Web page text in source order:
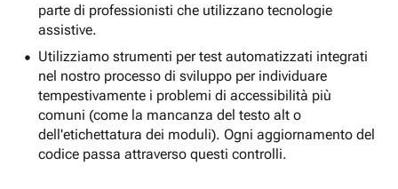
parte di professionisti che utilizzano tecnologie
assistive.
Utilizziamo strumenti per test automatizzati integrati
nel nostro processo di sviluppo per individuare
tempestivamente i problemi di accessibilità più
comuni (come la mancanza del testo alt o
dell'etichettatura dei moduli). Ogni aggiornamento del
codice passa attraverso questi controlli.